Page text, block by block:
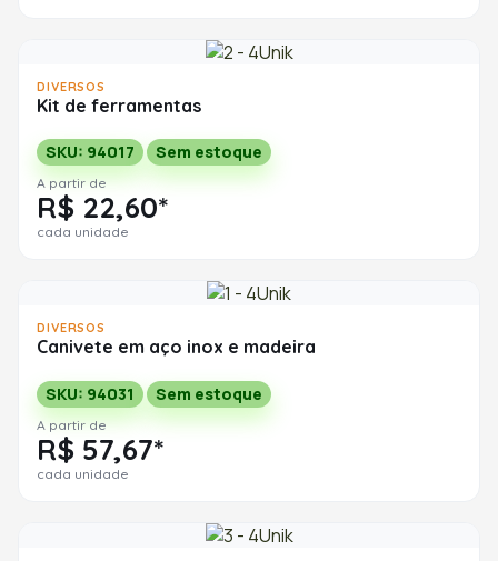
DIVERSOS
Kit de ferramentas
SKU: 94017 Sem estoque
A partir de
R$ 22,60*
cada unidade
DIVERSOS
Canivete em aço inox e madeira
SKU: 94031 Sem estoque
A partir de
R$ 57,67*
cada unidade